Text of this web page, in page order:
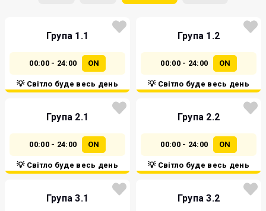
Група 1.1
00:00 - 24:00 ON
💡 Світло буде весь день
Група 1.2
00:00 - 24:00 ON
💡 Світло буде весь день
Група 2.1
00:00 - 24:00 ON
💡 Світло буде весь день
Група 2.2
00:00 - 24:00 ON
💡 Світло буде весь день
Група 3.1 Група 3.2